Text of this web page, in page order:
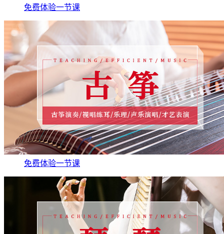
免费体验一节课
免费体验一节课